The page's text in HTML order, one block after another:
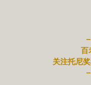
百
关注托尼